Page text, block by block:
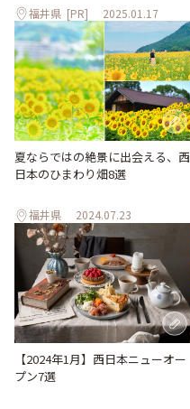
福井県 [PR] 2025.01.17
夏ならではの絶景に出会える、西
日本のひまわり畑8選
福井県 2024.07.23
【2024年1月】西日本ニューオー
プン7選